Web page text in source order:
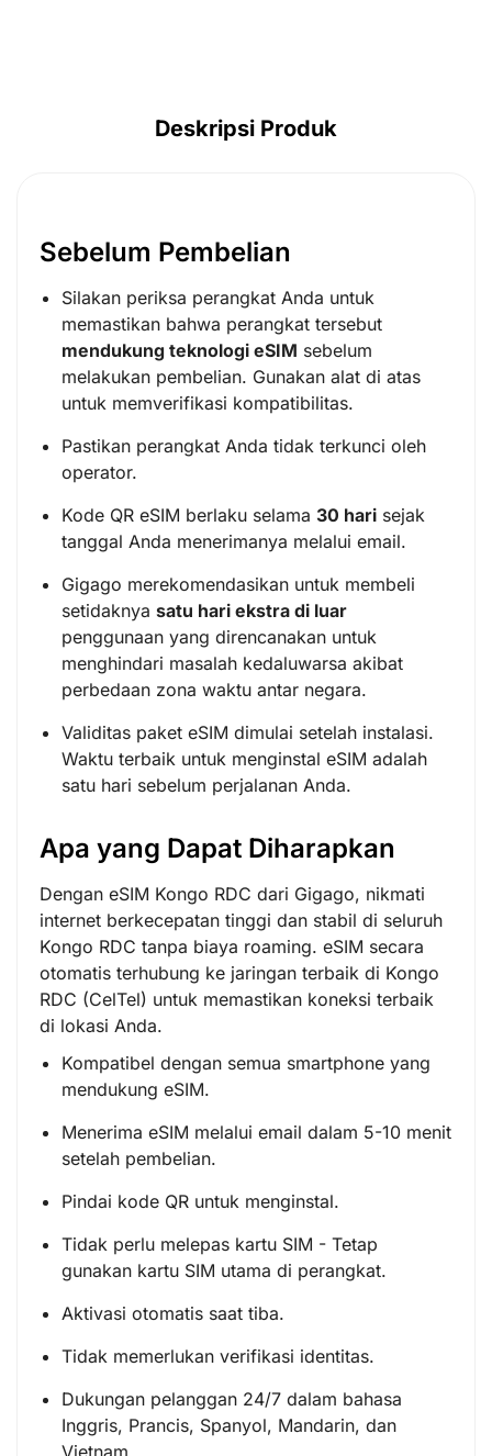
Deskripsi Produk
Sebelum Pembelian
Silakan periksa perangkat Anda untuk
memastikan bahwa perangkat tersebut
mendukung teknologi eSIM sebelum
melakukan pembelian. Gunakan alat di atas
untuk memverifikasi kompatibilitas.
Pastikan perangkat Anda tidak terkunci oleh
operator.
Kode QR eSIM berlaku selama 30 hari sejak
tanggal Anda menerimanya melalui email.
Gigago merekomendasikan untuk membeli
setidaknya satu hari ekstra di luar
penggunaan yang direncanakan untuk
menghindari masalah kedaluwarsa akibat
perbedaan zona waktu antar negara.
Validitas paket eSIM dimulai setelah instalasi.
Waktu terbaik untuk menginstal eSIM adalah
satu hari sebelum perjalanan Anda.
Apa yang Dapat Diharapkan
Dengan eSIM Kongo RDC dari Gigago, nikmati
internet berkecepatan tinggi dan stabil di seluruh
Kongo RDC tanpa biaya roaming. eSIM secara
otomatis terhubung ke jaringan terbaik di Kongo
RDC (CelTel) untuk memastikan koneksi terbaik
di lokasi Anda.
Kompatibel dengan semua smartphone yang
mendukung eSIM.
Menerima eSIM melalui email dalam 5-10 menit
setelah pembelian.
Pindai kode QR untuk menginstal.
Tidak perlu melepas kartu SIM - Tetap
gunakan kartu SIM utama di perangkat.
Aktivasi otomatis saat tiba.
Tidak memerlukan verifikasi identitas.
Dukungan pelanggan 24/7 dalam bahasa
Inggris, Prancis, Spanyol, Mandarin, dan
Vietnam.